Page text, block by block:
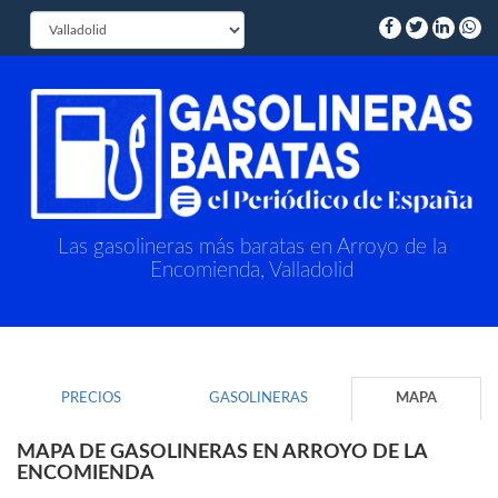
Las gasolineras más baratas en Arroyo de la
Encomienda, Valladolid
PRECIOS GASOLINERAS MAPA
MAPA DE GASOLINERAS EN ARROYO DE LA
ENCOMIENDA